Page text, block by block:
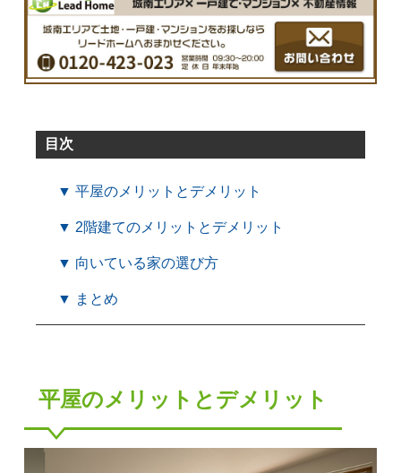
目次
▼ 平屋のメリットとデメリット
▼ 2階建てのメリットとデメリット
▼ 向いている家の選び方
▼ まとめ
平屋のメリットとデメリット